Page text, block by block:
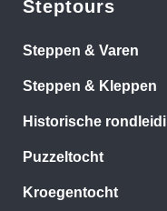
Steptours
Steppen & Varen
Steppen & Kleppen
Historische
Puzzeltocht
Kroegentocht